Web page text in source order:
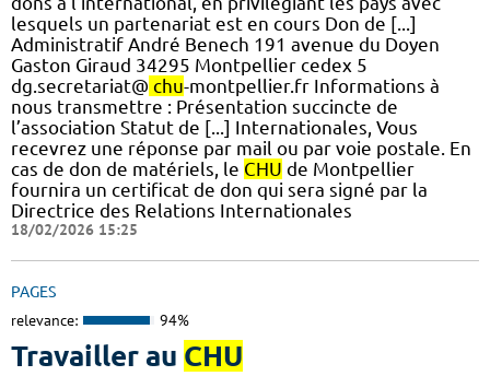
lesquels un partenariat est en cours Don de [...]
Administratif André Benech 191 avenue du Doyen
Gaston Giraud 34295 Montpellier cedex 5
dg.secretariat@ chu-montpellier.fr Informations à
nous transmettre : Présentation succincte de
l’association Statut de [...] Internationales, Vous
recevrez une réponse par mail ou par voie postale. En
cas de don de matériels, le CHU de Montpellier
fournira un certificat de don qui sera signé par la
Directrice des Relations Internationales
18/02/2026 15:25
PAGES
relevance: 94%
Travailler au CHU